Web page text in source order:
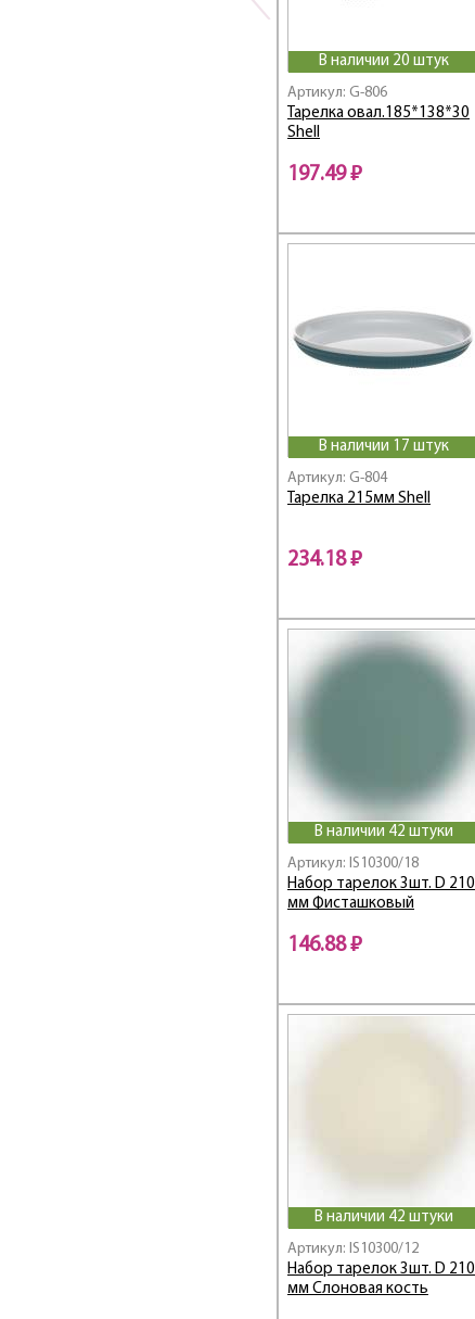
В наличии 20 штук
Артикул: G-806
Тарелка овал.185*138*30
Shell
197.49 ₽
В наличии 17 штук
Артикул: G-804
Тарелка 215мм Shell
234.18 ₽
В наличии 42 штуки
Артикул: IS10300/18
Набор тарелок 3шт. D 210
мм Фисташковый
146.88 ₽
В наличии 42 штуки
Артикул: IS10300/12
Набор тарелок 3шт. D 210
мм Слоновая кость